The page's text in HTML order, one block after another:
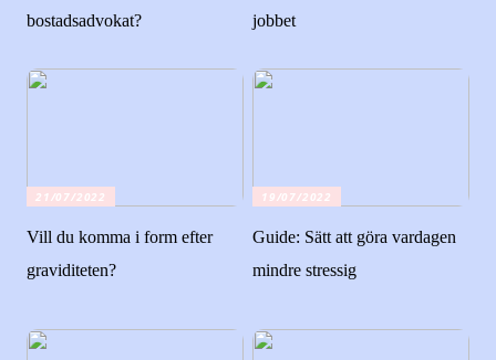
bostadsadvokat?
jobbet
21/07/2022
Vill du komma i form efter
graviditeten?
19/07/2022
Guide: Sätt att göra vardagen
mindre stressig